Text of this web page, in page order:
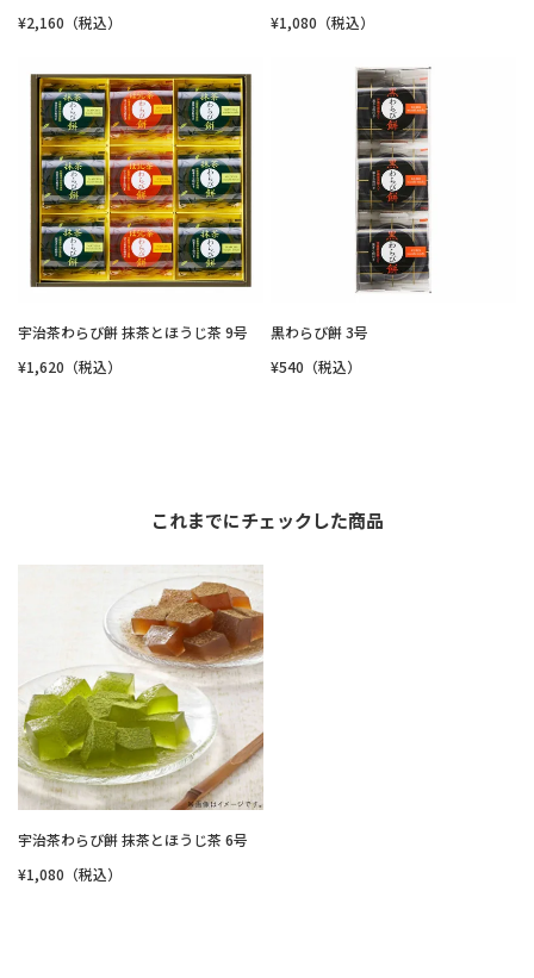
¥2,160（税込）
¥1,080（税込）
宇治茶わらび餅 抹茶とほうじ茶 9号
¥1,620（税込）
黒わらび餅 3号
¥540（税込）
これまでにチェックした商品
宇治茶わらび餅 抹茶とほうじ茶 6号
¥1,080（税込）